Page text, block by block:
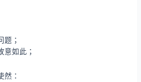
题；
意如此；
然：